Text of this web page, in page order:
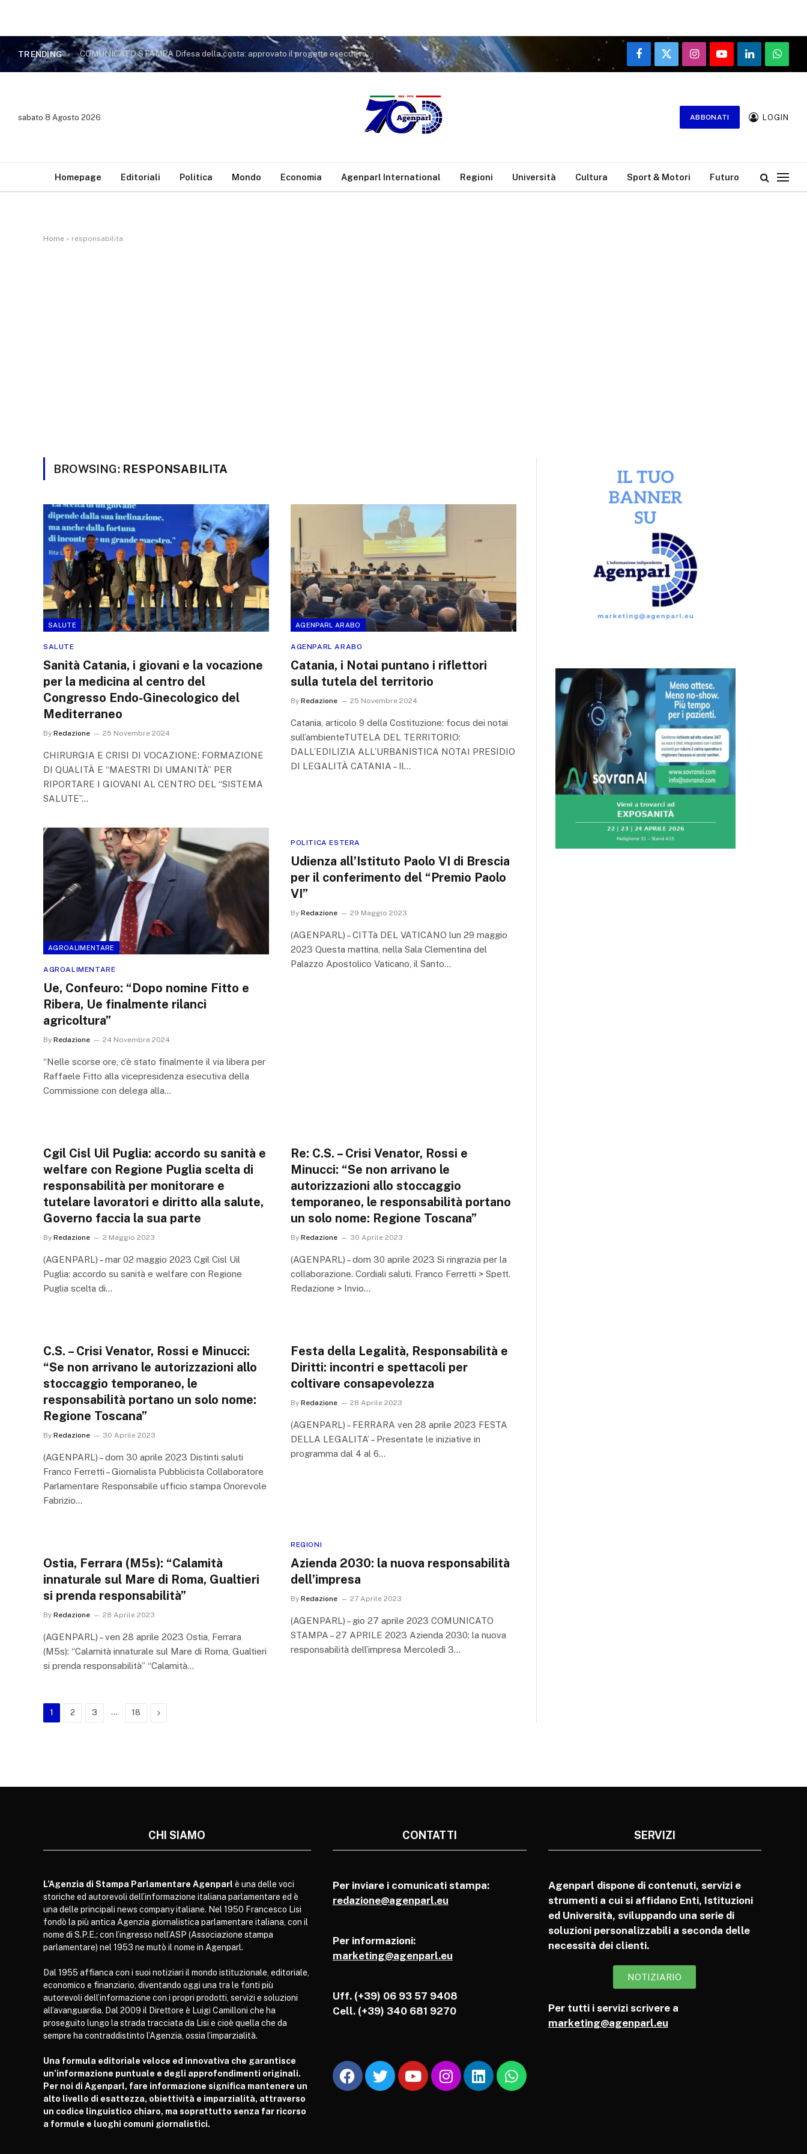
TRENDING COMUNICATO STAMPA Difesa della costa: approvato il progetto esecutivo da 1,1 milioni di euro. Previsti interventi anche a Rio Martino
Facebook
X
(Twitter)
InstagramYouTubeLinkedIn
sabato 8 Agosto 2026 ABBONATI LOGIN
Homepage Editoriali Politica Mondo Economia Agenparl International Regioni Università Cultura Sport & Motori Futuro
Home » responsabilita
BROWSING: RESPONSABILITA
SALUTE
SALUTE
Sanità Catania, i giovani e la vocazione
per la medicina al centro del
Congresso Endo-Ginecologico del
Mediterraneo
By Redazione 25 Novembre 2024
CHIRURGIA E CRISI DI VOCAZIONE: FORMAZIONE
DI QUALITÀ E “MAESTRI DI UMANITÀ” PER
RIPORTARE I GIOVANI AL CENTRO DEL “SISTEMA
SALUTE”…
AGENPARL ARABO
AGENPARL ARABO
Catania, i Notai puntano i riflettori
sulla tutela del territorio
By Redazione 25 Novembre 2024
Catania, articolo 9 della Costituzione: focus dei notai
sull’ambienteTUTELA DEL TERRITORIO:
DALL’EDILIZIA ALL’URBANISTICA NOTAI PRESIDIO
DI LEGALITÀ CATANIA – Il…
AGROALIMENTARE
AGROALIMENTARE
Ue, Confeuro: “Dopo nomine Fitto e
Ribera, Ue finalmente rilanci
agricoltura”
By Redazione 24 Novembre 2024
“Nelle scorse ore, c’è stato finalmente il via libera per
Raffaele Fitto alla vicepresidenza esecutiva della
Commissione con delega alla…
POLITICA ESTERA
Udienza all’Istituto Paolo VI di Brescia
per il conferimento del “Premio Paolo
VI”
By Redazione 29 Maggio 2023
(AGENPARL) – CITTà DEL VATICANO lun 29 maggio
2023 Questa mattina, nella Sala Clementina del
Palazzo Apostolico Vaticano, il Santo…
Cgil Cisl Uil Puglia: accordo su sanità e
welfare con Regione Puglia scelta di
responsabilità per monitorare e
tutelare lavoratori e diritto alla salute,
Governo faccia la sua parte
By Redazione 2 Maggio 2023
(AGENPARL) – mar 02 maggio 2023 Cgil Cisl Uil
Puglia: accordo su sanità e welfare con Regione
Puglia scelta di…
Re: C.S. – Crisi Venator, Rossi e
Minucci: “Se non arrivano le
autorizzazioni allo stoccaggio
temporaneo, le responsabilità portano
un solo nome: Regione Toscana”
By Redazione 30 Aprile 2023
(AGENPARL) – dom 30 aprile 2023 Si ringrazia per la
collaborazione. Cordiali saluti. Franco Ferretti > Spett.
Redazione > Invio…
C.S. – Crisi Venator, Rossi e Minucci:
“Se non arrivano le autorizzazioni allo
stoccaggio temporaneo, le
responsabilità portano un solo nome:
Regione Toscana”
By Redazione 30 Aprile 2023
(AGENPARL) – dom 30 aprile 2023 Distinti saluti
Franco Ferretti – Giornalista Pubblicista Collaboratore
Parlamentare Responsabile ufficio stampa Onorevole
Fabrizio…
Festa della Legalità, Responsabilità e
Diritti: incontri e spettacoli per
coltivare consapevolezza
By Redazione 28 Aprile 2023
(AGENPARL) – FERRARA ven 28 aprile 2023 FESTA
DELLA LEGALITA’ – Presentate le iniziative in
programma dal 4 al 6…
Ostia, Ferrara (M5s): “Calamità
innaturale sul Mare di Roma, Gualtieri
si prenda responsabilità”
By Redazione 28 Aprile 2023
(AGENPARL) – ven 28 aprile 2023 Ostia, Ferrara
(M5s): “Calamità innaturale sul Mare di Roma, Gualtieri
si prenda responsabilità” “Calamità…
REGIONI
Azienda 2030: la nuova responsabilità
dell’impresa
By Redazione 27 Aprile 2023
(AGENPARL) – gio 27 aprile 2023 COMUNICATO
STAMPA – 27 APRILE 2023 Azienda 2030: la nuova
responsabilità dell’impresa Mercoledì 3…
1 2 3 … 18 Next
CHI SIAMO
L’Agenzia di Stampa Parlamentare Agenparl è una delle voci
storiche ed autorevoli dell’informazione italiana parlamentare ed è
una delle principali news company italiane. Nel 1950 Francesco Lisi
fondò la più antica Agenzia giornalistica parlamentare italiana, con il
nome di S.P.E.; con l’ingresso nell’ASP (Associazione stampa
parlamentare) nel 1953 ne mutò il nome in Agenparl.
Dal 1955 affianca con i suoi notiziari il mondo istituzionale, editoriale,
economico e finanziario, diventando oggi una tra le fonti più
autorevoli dell’informazione con i propri prodotti, servizi e soluzioni
all’avanguardia. Dal 2009 il Direttore è Luigi Camilloni che ha
proseguito lungo la strada tracciata da Lisi e cioè quella che da
sempre ha contraddistinto l’Agenzia, ossia l’imparzialità.
Una formula editoriale veloce ed innovativa che garantisce
un’informazione puntuale e degli approfondimenti originali.
Per noi di Agenparl, fare informazione significa mantenere un
alto livello di esattezza, obiettività e imparzialità, attraverso
un codice linguistico chiaro, ma soprattutto senza far ricorso
a formule e luoghi comuni giornalistici.
CONTATTI
Per inviare i comunicati stampa:
redazione@agenparl.eu
Per informazioni:
marketing@agenparl.eu
Uff. (+39) 06 93 57 9408
Cell. (+39) 340 681 9270
SERVIZI
Agenparl dispone di contenuti, servizi e
strumenti a cui si affidano Enti, Istituzioni
ed Università, sviluppando una serie di
soluzioni personalizzabili a seconda delle
necessità dei clienti.
NOTIZIARIO
Per tutti i servizi scrivere a
marketing@agenparl.eu